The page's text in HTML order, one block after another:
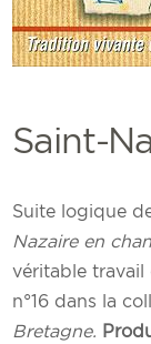
Saint-
Suite logique
Nazaire en
véritable travail
n°16 dans la
Bretagne.